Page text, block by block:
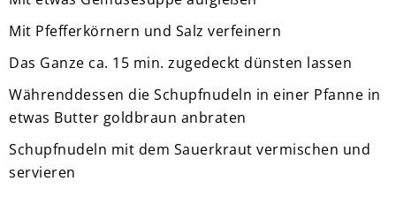
Mit Pfefferkörnern und Salz verfeinern
Das Ganze ca. 15 min. zugedeckt dünsten lassen
Währenddessen die Schupfnudeln in einer Pfanne in
etwas Butter goldbraun anbraten
Schupfnudeln mit dem Sauerkraut vermischen und
servieren